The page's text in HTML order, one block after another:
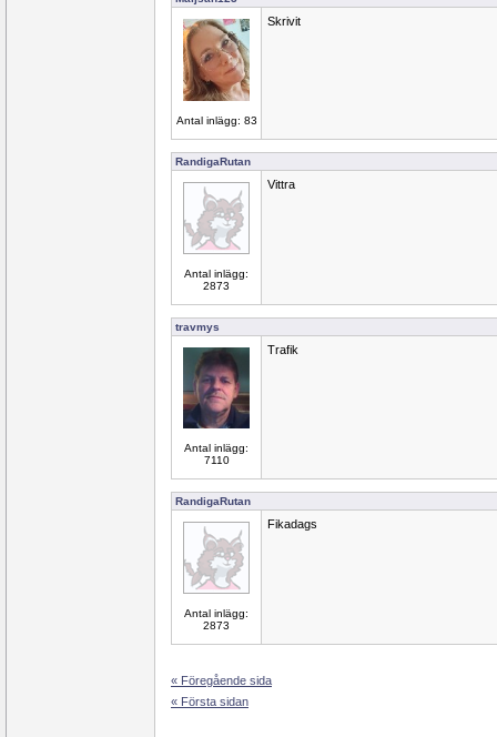
Antal inlägg: 83
Skrivit
RandigaRutan
Antal inlägg:
2873
Vittra
travmys
Antal inlägg:
7110
Trafik
RandigaRutan
Antal inlägg:
2873
Fikadags
« Föregående sida
« Första sidan